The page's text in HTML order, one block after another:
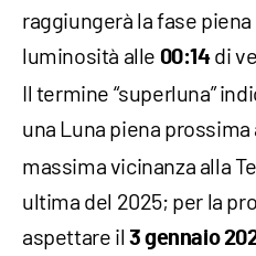
raggiungerà la fase
luminosità alle 00:14di
Il termine “superluna”
una Luna piena prossima
massima vicinanza alla
ultima del 2025; per la
aspettare il 3 gennaio